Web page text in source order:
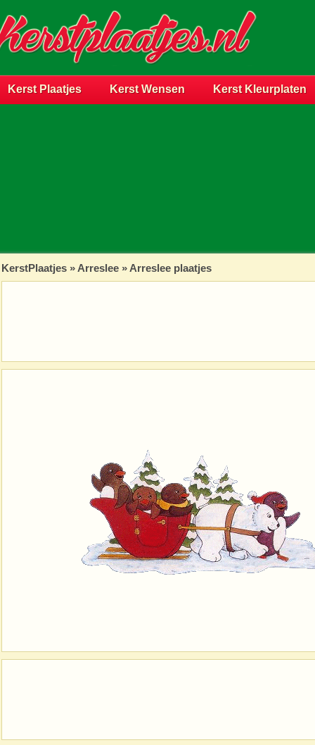
Kerst Plaatjes Kerst Wensen Kerst Kleurplaten
KerstPlaatjes » Arreslee » Arreslee plaatjes